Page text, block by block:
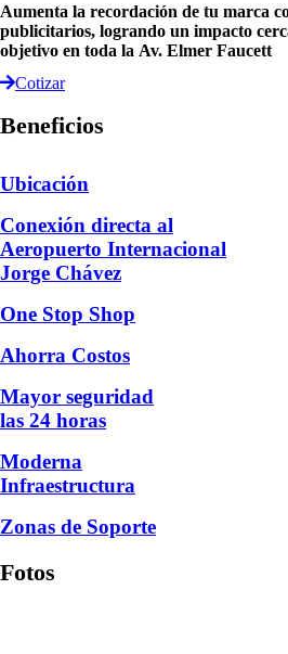
Aumenta la recordación de tu marca
publicitarios, logrando un impacto
objetivo en toda la Av. Elmer Faucett
Cotizar
Beneficios
Ubicación
Conexión directa al
Aeropuerto Internacional
Jorge Chávez
One Stop Shop
Ahorra Costos
Mayor seguridad
las 24 horas
Moderna
Infraestructura
Zonas de Soporte
Fotos